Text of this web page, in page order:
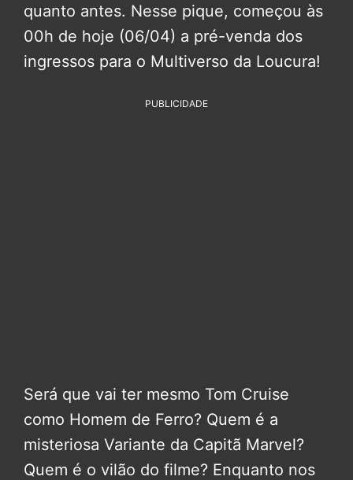
quanto antes. Nesse pique, começou às
00h de hoje (06/04) a pré-venda dos
ingressos para o Multiverso da Loucura!
PUBLICIDADE
Será que vai ter mesmo Tom Cruise
como Homem de Ferro? Quem é a
misteriosa Variante da Capitã Marvel?
Quem é o vilão do filme? Enquanto nos